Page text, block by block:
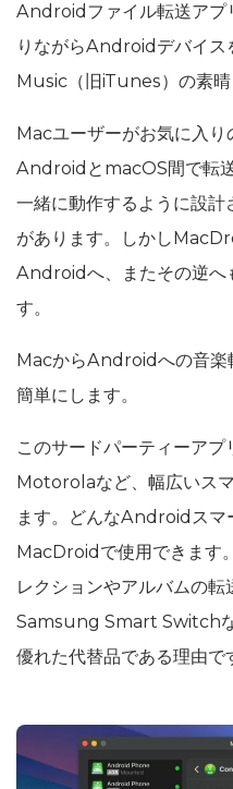
Androidファイル転送アプ
りながらAndroidデバイス
Music（旧iTunes）の素晴
Macユーザーがお気に入
AndroidとmacOS間で転
一緒に動作するように設
があります。しかし
Androidへ、またその逆へ
す。
MacからAndroidへの音楽
簡単にします。
このサードパーティーア
Motorolaなど、幅広いス
ます。どんなAndroidスマ
MacDroidで使用できます
レクションやアルバムの
Samsung Smart Switch
優れた代替品である理由で